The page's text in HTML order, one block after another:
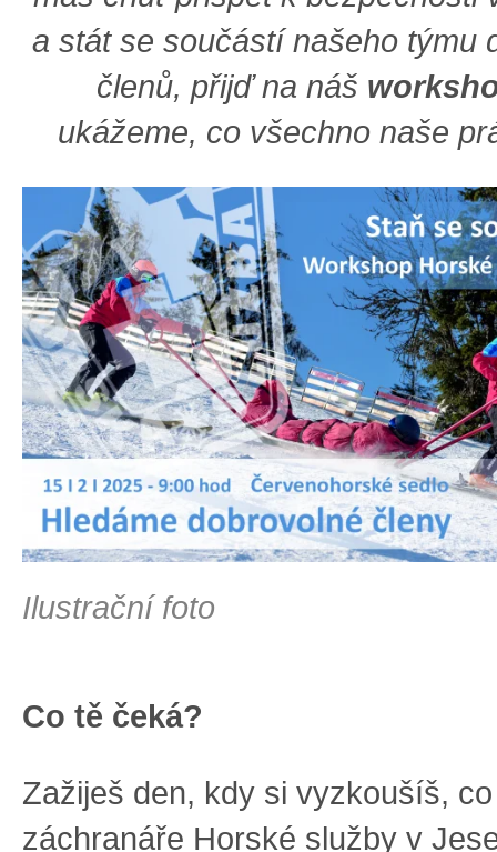
a stát se součástí našeho týmu
členů, přijď na náš
ukážeme, co všechno naše
Ilustrační foto
Co tě čeká?
Zažiješ den, kdy si vyzkoušíš,
záchranáře Horské služby v